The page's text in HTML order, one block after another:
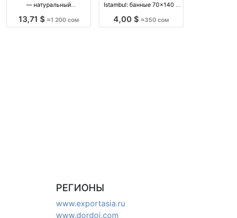
— натуральный
поддерживающий
13,71 $ ≈1 200 сом
Istambul: банные 70×140 и
Кыргызстан оптом
4,00 $ ≈350 сом
РЕГИОНЫ
www.exportasia.ru
www.dordoi.com